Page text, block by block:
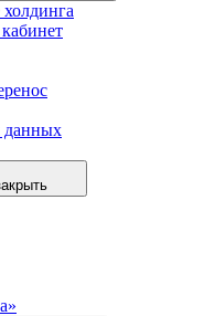
данных